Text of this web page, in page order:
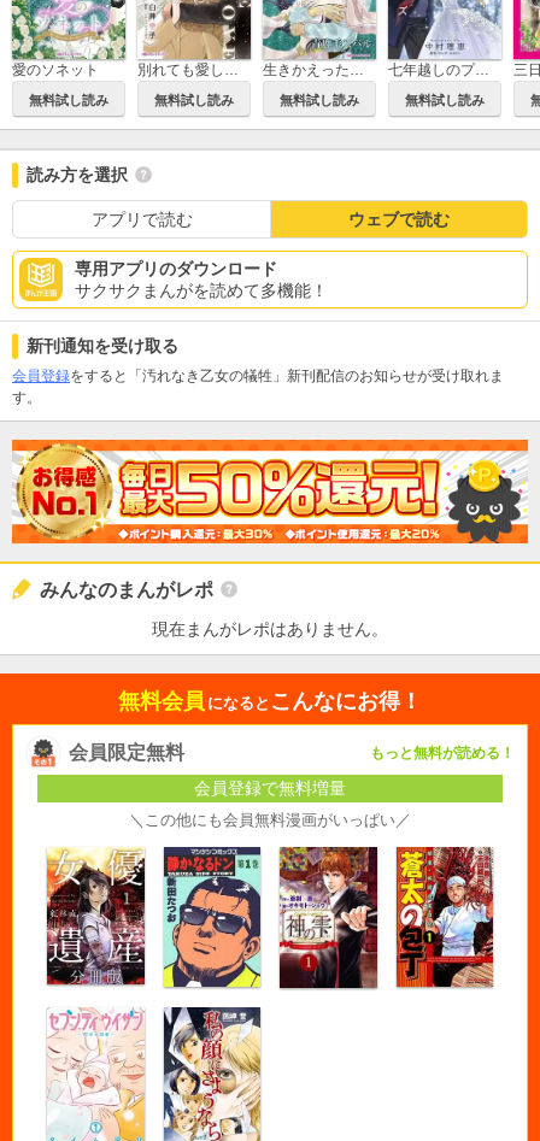
愛のソネット
無料試し読み
別れても愛しくて
無料試し読み
生きかえった花嫁
無料試し読み
七年越しのプロポーズ
無料試し読み
三
読み方を選択
アプリで読む ウェブで読む
専用アプリのダウンロード
サクサクまんがを読めて多機能！
新刊通知を受け取る
会員登録をすると「汚れなき乙女の犠牲」新刊配信のお知らせが受け取れま
す。
みんなのまんがレポ
現在まんがレポはありません。
無料会員 になると こんなにお得！
会員限定無料 もっと無料が読める！
会員登録で無料増量
＼この他にも会員無料漫画がいっぱい／